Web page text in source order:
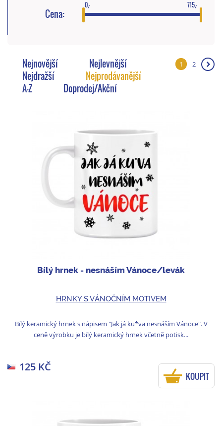
Cena:
0,- 715,-
1 2 ❯
Nejnovější
Nejlevnější
Nejdražší
Nejprodávanější
A-Z
Doprodej/Akční
Bílý hrnek - nesnáším Vánoce/levák
HRNKY S VÁNOČNÍM MOTIVEM
Bílý keramický hrnek s nápisem "Jak já ku*va nesnáším Vánoce". V
ceně výrobku je bílý keramický hrnek včetně potisk...
125 KČ
KOUPIT